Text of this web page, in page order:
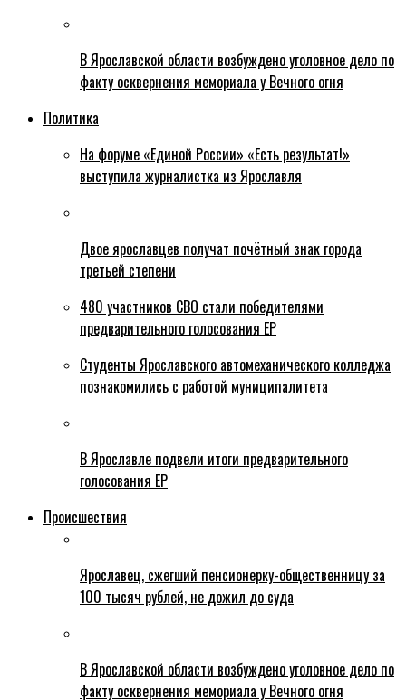
В Ярославской области возбуждено уголовное дело по
факту осквернения мемориала у Вечного огня
Политика
На форуме «Единой России» «Есть результат!»
выступила журналистка из Ярославля
Двое ярославцев получат почётный знак города
третьей степени
480 участников СВО стали победителями
предварительного голосования ЕР
Студенты Ярославского автомеханического колледжа
познакомились с работой муниципалитета
В Ярославле подвели итоги предварительного
голосования ЕР
Происшествия
Ярославец, сжегший пенсионерку-общественницу за
100 тысяч рублей, не дожил до суда
В Ярославской области возбуждено уголовное дело по
факту осквернения мемориала у Вечного огня